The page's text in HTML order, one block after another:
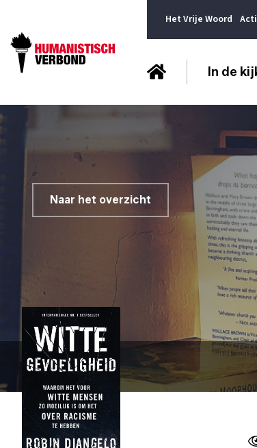
Het Vrije Woord
In de
Naar het overzicht